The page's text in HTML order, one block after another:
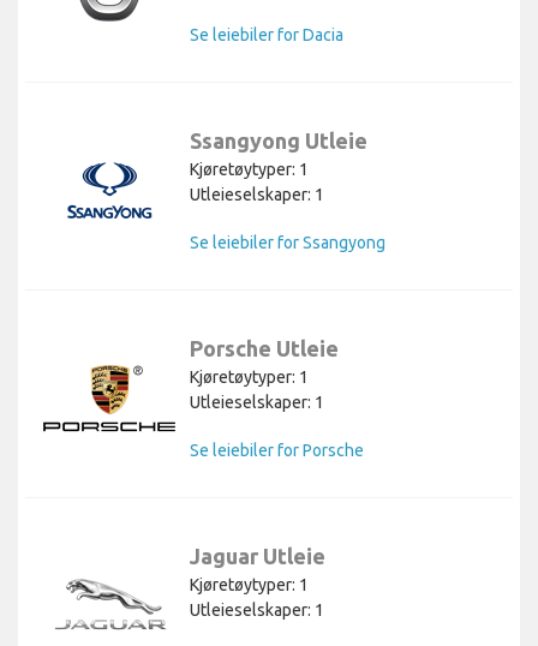
Se leiebiler for Dacia
Ssangyong Utleie
Kjøretøytyper: 1
Utleieselskaper: 1
Se leiebiler for Ssangyong
Porsche Utleie
Kjøretøytyper: 1
Utleieselskaper: 1
Se leiebiler for Porsche
Jaguar Utleie
Kjøretøytyper: 1
Utleieselskaper: 1